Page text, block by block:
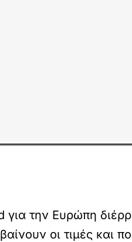
για την Ευρώπη
οι τιμές και